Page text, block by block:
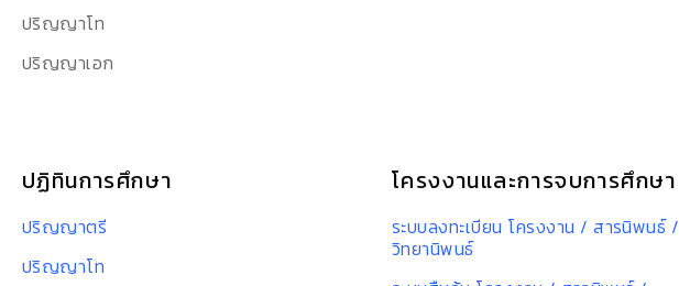
ปริญญาโท
ปริญญาเอก
ปฏิทินการศึกษา
ปริญญาตรี
ปริญญาโท
โครงงานและการจบการศึกษา
ระบบลงทะเบียน โครงงาน / สารนิพนธ์ /
วิทยานิพนธ์